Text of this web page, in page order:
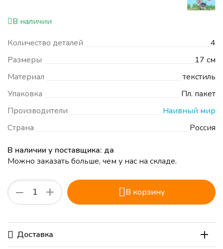
В наличии
Количество деталей
4
Размеры
17 см
Материал
текстиль
Упаковка
Пл. пакет
Производители
Наивный мир
Страна
Россия
В наличии у поставщика: да
Можно заказать больше, чем у нас на складе.
+
− В корзину
Доставка